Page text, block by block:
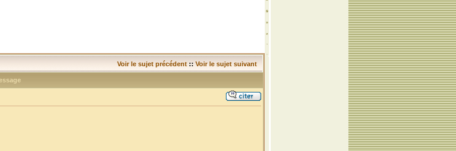
Voir le sujet précédent :: Voir le sujet suivant